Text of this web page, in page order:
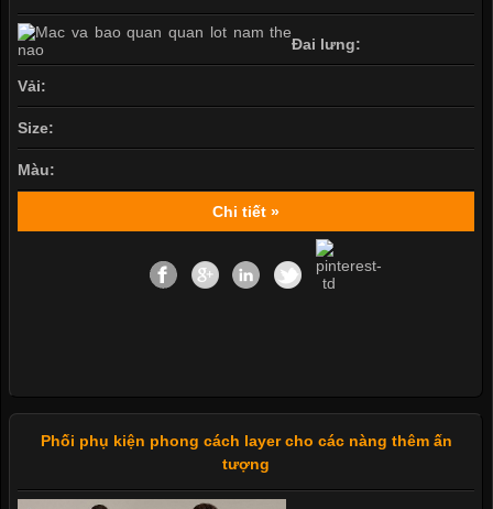
Đai lưng:
Vải:
Size:
Màu:
Chi tiết »
Phối phụ kiện phong cách layer cho các nàng thêm ấn
tượng